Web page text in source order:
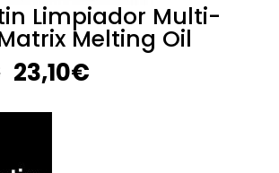
Limpiador Multi-
Melting Oil
El
precio
original
23,10€El